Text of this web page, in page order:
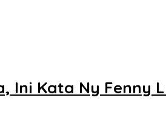
Ini Kata Ny Fenny